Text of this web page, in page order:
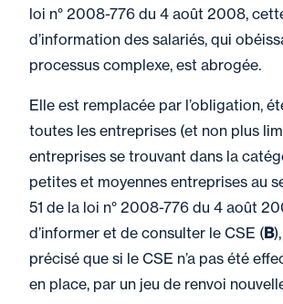
loi n° 2008-776 du 4 août 2008,
d’information des salariés, qui
processus complexe, est abrogée.
Elle est remplacée par l’obligation,
toutes les entreprises (et non plus
entreprises se trouvant dans la
petites et moyennes entreprises au
51 de la loi n° 2008-776 du 4 août
d’informer et de consulter le CSE (B
précisé que si le CSE n’a pas été
en place, par un jeu de renvoi